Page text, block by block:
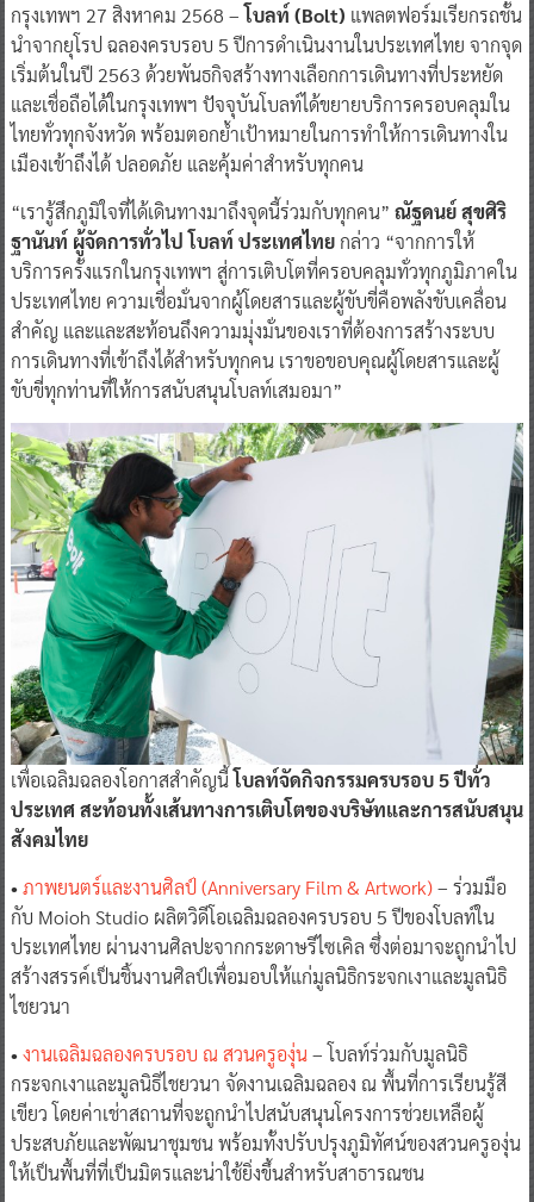
กรุงเทพฯ 27 สิงหาคม 2568 – โบลท์ (Bolt) แพลตฟอร์มเรียกรถชั้น
นำจากยุโรป ฉลองครบรอบ 5 ปีการดำเนินงานในประเทศไทย จากจุด
เริ่มต้นในปี 2563 ด้วยพันธกิจสร้างทางเลือกการเดินทางที่ประหยัด
และเชื่อถือได้ในกรุงเทพฯ ปัจจุบันโบลท์ได้ขยายบริการครอบคลุมใน
ไทยทั่วทุกจังหวัด พร้อมตอกย้ำเป้าหมายในการทำให้การเดินทางใน
เมืองเข้าถึงได้ ปลอดภัย และคุ้มค่าสำหรับทุกคน
“เรารู้สึกภูมิใจที่ได้เดินทางมาถึงจุดนี้ร่วมกับทุกคน” ณัฐดนย์ สุขศิริ
ฐานันท์ ผู้จัดการทั่วไป โบลท์ ประเทศไทยกล่าว “จากการให้
บริการครั้งแรกในกรุงเทพฯ สู่การเติบโตที่ครอบคลุมทั่วทุกภูมิภาคใน
ประเทศไทย ความเชื่อมั่นจากผู้โดยสารและผู้ขับขี่คือพลังขับเคลื่อน
สำคัญ และและสะท้อนถึงความมุ่งมั่นของเราที่ต้องการสร้างระบบ
การเดินทางที่เข้าถึงได้สำหรับทุกคน เราขอขอบคุณผู้โดยสารและผู้
ขับขี่ทุกท่านที่ให้การสนับสนุนโบลท์เสมอมา”
เพื่อเฉลิมฉลองโอกาสสำคัญนี้โบลท์จัดกิจกรรมครบรอบ 5 ปีทั่ว
ประเทศ สะท้อนทั้งเส้นทางการเติบโตของบริษัทและการสนับสนุน
สังคมไทย
• ภาพยนตร์และงานศิลป์ (Anniversary Film & Artwork)– ร่วมมือ
กับ Moioh Studio ผลิตวิดีโอเฉลิมฉลองครบรอบ 5 ปีของโบลท์ใน
ประเทศไทย ผ่านงานศิลปะจากกระดาษรีไซเคิล ซึ่งต่อมาจะถูกนำไป
สร้างสรรค์เป็นชิ้นงานศิลป์เพื่อมอบให้แก่มูลนิธิกระจกเงาและมูลนิธิ
ไชยวนา
• งานเฉลิมฉลองครบรอบ ณ สวนครูองุ่น– โบลท์ร่วมกับมูลนิธิ
กระจกเงาและมูลนิธิไชยวนา จัดงานเฉลิมฉลอง ณ พื้นที่การเรียนรู้สี
เขียว โดยค่าเช่าสถานที่จะถูกนำไปสนับสนุนโครงการช่วยเหลือผู้
ประสบภัยและพัฒนาชุมชน พร้อมทั้งปรับปรุงภูมิทัศน์ของสวนครูองุ่น
ให้เป็นพื้นที่ที่เป็นมิตรและน่าใช้ยิ่งขึ้นสำหรับสาธารณชน